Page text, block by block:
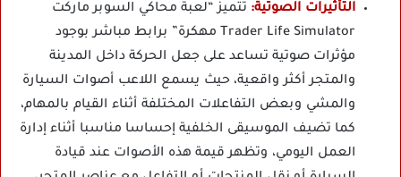
التأثيرات الصوتية: تتميز “لعبة محاكي السوبر ماركت
Trader Life Simulator مهكرة” برابط مباشر بوجود
مؤثرات صوتية تساعد على جعل الحركة داخل المدينة
والمتجر أكثر واقعية، حيث يسمع اللاعب أصوات السيارة
والمشي وبعض التفاعلات المختلفة أثناء القيام بالمهام،
كما تضيف الموسيقى الخلفية إحساسا مناسبا أثناء إدارة
العمل اليومي، وتظهر قيمة هذه الأصوات عند قيادة